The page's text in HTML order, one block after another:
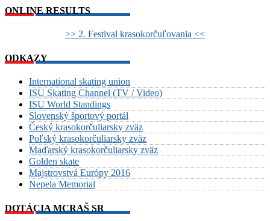
ONLINE RESULTS
>> 2. Festival krasokorčuľovania <<
ODKAZY
International skating union
ISU Skating Channel (TV / Video)
ISU World Standings
Slovenský športový portál
Český krasokorčuliarsky zväz
Poľský krasokorčuliarsky zväz
Maďarský krasokorčuliarsky zväz
Golden skate
Majstrovstvá Európy 2016
Nepela Memorial
DOTÁCIA MCRAŠ SR